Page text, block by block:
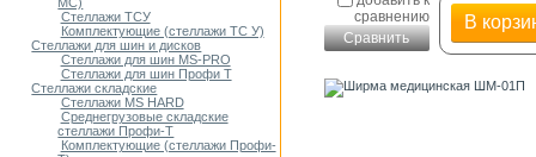
Стеллажи ТСУ
Комплектующие (стеллажи ТС У)
Стеллажи для шин и дисков
Стеллажи для шин MS-PRO
Стеллажи для шин Профи Т
Стеллажи складские
Стеллажи MS HARD
Среднегрузовые складские
стеллажи Профи-Т
Комплектующие (стеллажи Профи-
сравнению
Сравнить
В